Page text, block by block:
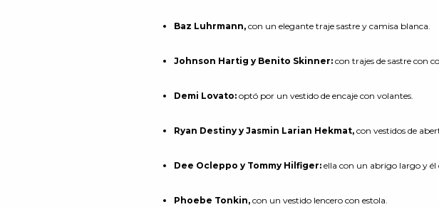
Baz Luhrmann,con un elegante traje sastre y camisa blanca.
Johnson Hartig y Benito Skinner:con trajes de sastre con
Demi Lovato:optó por un vestido de encaje con volantes.
Ryan Destiny y Jasmin Larian Hekmat,con vestidos de
Dee Ocleppo y Tommy Hilfiger:ella con un abrigo largo y
Phoebe Tonkin,con un vestido lencero con estola.